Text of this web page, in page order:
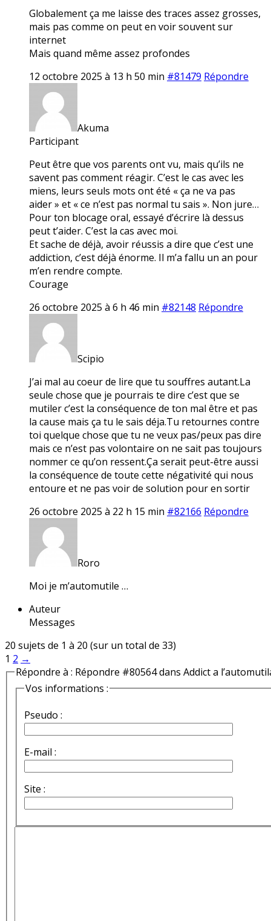
Globalement ça me laisse des traces assez grosses,
mais pas comme on peut en voir souvent sur
internet
Mais quand même assez profondes
12 octobre 2025 à 13 h 50 min #81479 Répondre
Akuma
Participant
Peut être que vos parents ont vu, mais qu’ils ne
savent pas comment réagir. C’est le cas avec les
miens, leurs seuls mots ont été « ça ne va pas
aider » et « ce n’est pas normal tu sais ». Non jure…
Pour ton blocage oral, essayé d’écrire là dessus
peut t’aider. C’est la cas avec moi.
Et sache de déjà, avoir réussis a dire que c’est une
addiction, c’est déjà énorme. Il m’a fallu un an pour
m’en rendre compte.
Courage
26 octobre 2025 à 6 h 46 min #82148 Répondre
Scipio
J’ai mal au coeur de lire que tu souffres autant.La
seule chose que je pourrais te dire c’est que se
mutiler c’est la conséquence de ton mal être et pas
la cause mais ça tu le sais déja.Tu retournes contre
toi quelque chose que tu ne veux pas/peux pas dire
mais ce n’est pas volontaire on ne sait pas toujours
nommer ce qu’on ressent.Ça serait peut-être aussi
la conséquence de toute cette négativité qui nous
entoure et ne pas voir de solution pour en sortir
26 octobre 2025 à 22 h 15 min #82166 Répondre
Roro
Moi je m’automutile …
Auteur
Messages
20 sujets de 1 à 20 (sur un total de 33)
1 2 →
Répondre à : Répondre #80564 dans Addict a
Vos informations :
Pseudo :
E-mail :
Site :